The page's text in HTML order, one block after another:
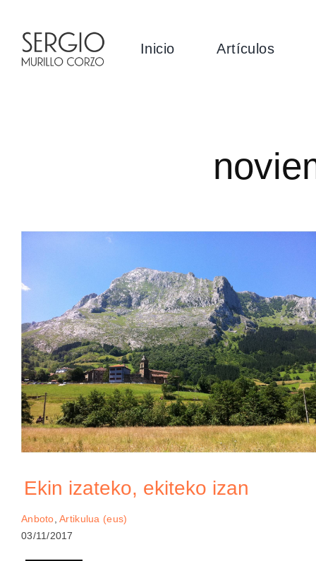
contenido
Inicio Artículos
Ekin izateko, ekiteko izan
Anboto ,Artikulua (eus)
03/11/2017